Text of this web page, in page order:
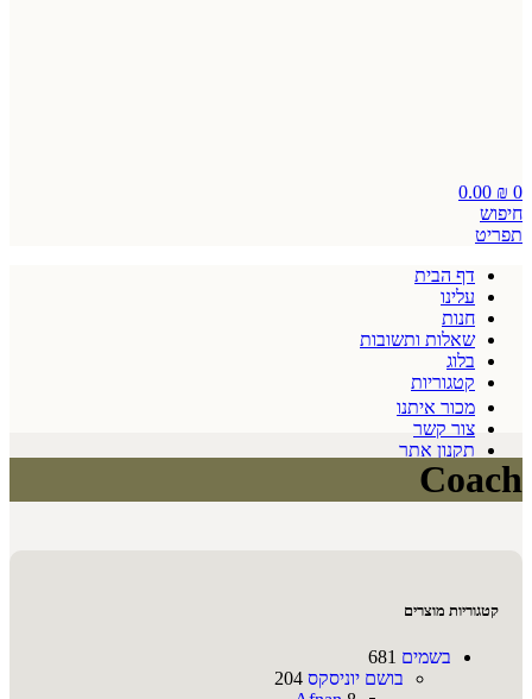
0
0.00 ₪
חיפוש
תפריט
דף הבית
עלינו
חנות
שאלות ותשובות
בלוג
קטגוריות
מכור איתנו
צור קשר
תקנון אתר
Coach
קטגוריות מוצרים
בשמים 681
בושם יוניסקס 204